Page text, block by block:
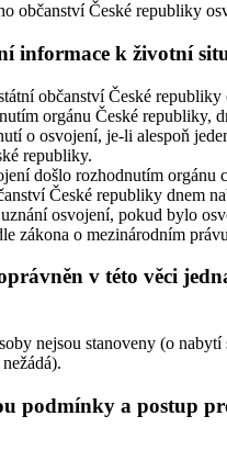
občanství České republiky
informace k životní
občanství České
orgánu České republiky,
o osvojení, je-li alespoň
republiky.
došlo rozhodnutím orgánu
České republiky dnem
osvojení, pokud bylo
zákona o mezinárodním
v této věci
nejsou stanoveny (o nabytí
podmínky a postup